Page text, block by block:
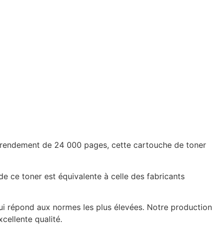
de 24 000 pages, cette cartouche de toner
ce toner est équivalente à celle des fabricants
répond aux normes les plus élevées. Notre production
qualité.